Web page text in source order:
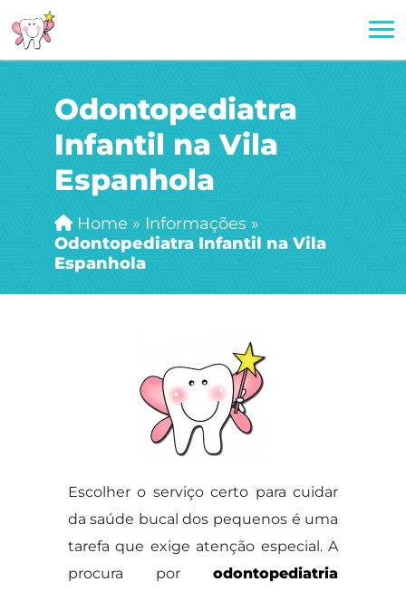
Odontopediatra
Infantil na Vila
Espanhola
Home » Informações »
Odontopediatra Infantil na Vila
Espanhola
Escolher o serviço certo para cuidar
da saúde bucal dos pequenos é uma
tarefa que exige atenção especial. A
procura porodontopediatria